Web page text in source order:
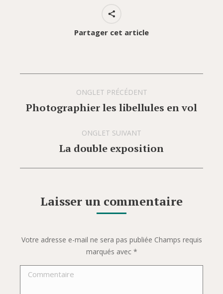
Partager cet article
de
ONGLET PRÉCÉDENT
Onglet
Photographier les libellules en vol
ONGLET SUIVANT
Onglet
La double exposition
Laisser un commentaire
Votre adresse e-mail ne sera pas publiée Champs requis
marqués avec *
Commentaire